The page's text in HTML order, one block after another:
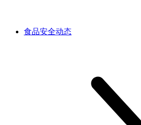
食品安全动态